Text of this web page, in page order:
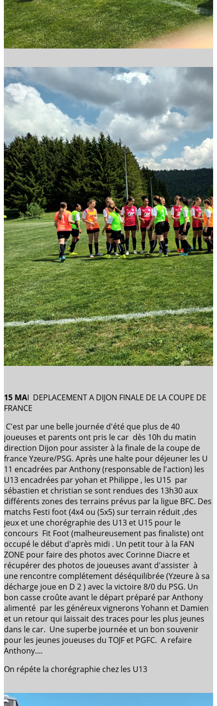
15 MAI DEPLACEMENT A DIJON FINALE DE LA COUPE DE
FRANCE
C'est par une belle journée d'été que plus de 40
joueuses et parents ont pris le car dès 10h du matin
direction Dijon pour assister à la finale de la coupe de
france Yzeure/PSG. Après une halte pour déjeuner les U
11 encadrées par Anthony (responsable de l'action) les
U13 encadrées par yohan et Philippe , les U15 par
sébastien et christian se sont rendues des 13h30 aux
différents zones des terrains prévus par la ligue BFC. Des
matchs Festi foot (4x4 ou (5x5) sur terrain réduit ,des
jeux et une chorégraphie des U13 et U15 pour le
concours Fit Foot (malheureusement pas finaliste) ont
occupé le début d'après midi . Un petit tour à la FAN
ZONE pour faire des photos avec Corinne Diacre et
récupérer des photos de joueuses avant d'assister à
une rencontre complétement déséquilibrée (Yzeure à sa
décharge joue en D 2 ) avec la victoire 8/0 du PSG. Un
bon casse croûte avant le départ préparé par Anthony
alimenté par les généreux vignerons Yohann et Damien
et un retour qui laissait des traces pour les plus jeunes
dans le car. Une superbe journée et un bon souvenir
pour les jeunes joueuses du TOJF et PGFC. A refaire
Anthony....
On répéte la chorégraphie chez les U13